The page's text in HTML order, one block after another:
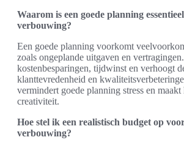
Waarom is een goede planning
verbouwing?
Een goede planning voorkomt
zoals ongeplande uitgaven en
kostenbesparingen, tijdwinst en verhoogt
klanttevredenheid en
vermindert goede planning stress en
creativiteit.
Hoe stel ik een realistisch budget op
verbouwing?